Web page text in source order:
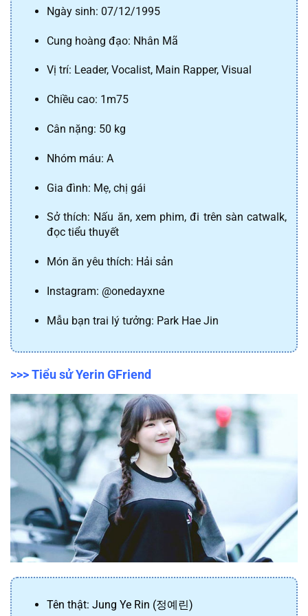
Ngày sinh: 07/12/1995
Cung hoàng đạo: Nhân Mã
Vị trí: Leader, Vocalist, Main Rapper, Visual
Chiều cao: 1m75
Cân nặng: 50 kg
Nhóm máu: A
Gia đình: Mẹ, chị gái
Sở thích: Nấu ăn, xem phim, đi trên sàn catwalk,
đọc tiểu thuyết
Món ăn yêu thích: Hải sản
Instagram: @onedayxne
Mẫu bạn trai lý tưởng: Park Hae Jin
>>> Tiểu sử Yerin GFriend
Tên thật: Jung Ye Rin (정예린)